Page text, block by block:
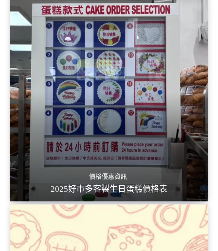
價格優惠資訊
2025好市多客製生日蛋糕價格表